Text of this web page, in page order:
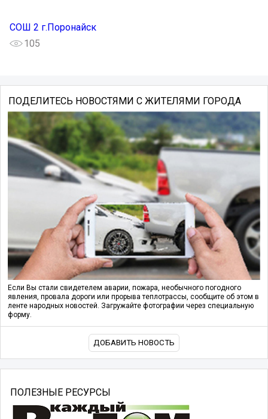
СОШ 2 г.Поронайск
105
ПОДЕЛИТЕСЬ НОВОСТЯМИ С ЖИТЕЛЯМИ ГОРОДА
Если Вы стали свидетелем аварии, пожара, необычного погодного
явления, провала дороги или прорыва теплотрассы, сообщите об этом в
ленте народных новостей. Загружайте фотографии через специальную
форму.
ДОБАВИТЬ НОВОСТЬ
ПОЛЕЗНЫЕ РЕСУРСЫ